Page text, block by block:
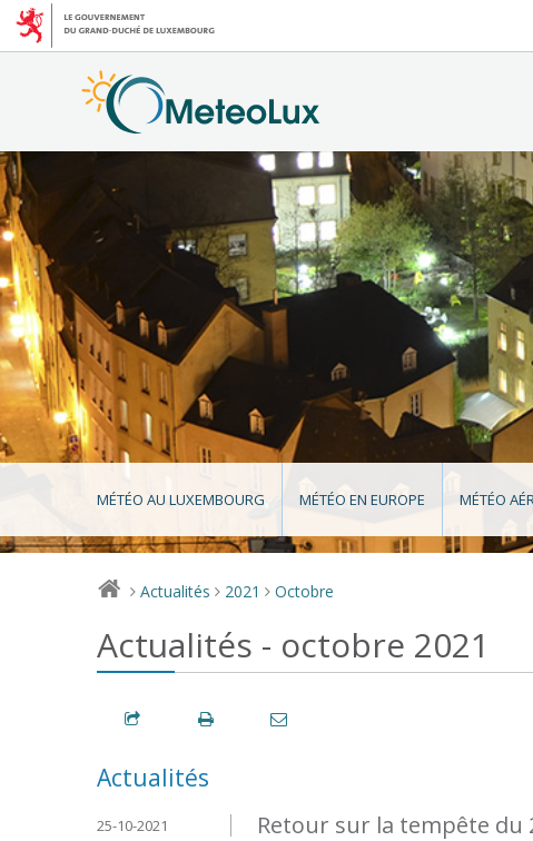
MÉTÉO AU LUXEMBOURG MÉTÉO EN EUROPE MÉTÉO
> Actualités > 2021 > Octobre
Actualités - octobre 2021
Actualités
Retour sur la tempête du
25-10-2021